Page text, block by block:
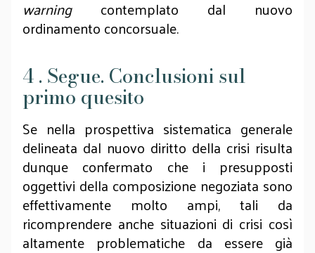
warning contemplato dal nuovo
ordinamento concorsuale.
4 . Segue. Conclusioni sul
primo quesito
Se nella prospettiva sistematica generale
delineata dal nuovo diritto della crisi risulta
dunque confermato che i presupposti
oggettivi della composizione negoziata sono
effettivamente molto ampi, tali da
ricomprendere anche situazioni di crisi così
altamente problematiche da essere già